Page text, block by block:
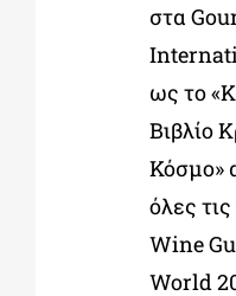
στα
ως το
Βιβλίο
Κόσμο»
όλες
Wine
World